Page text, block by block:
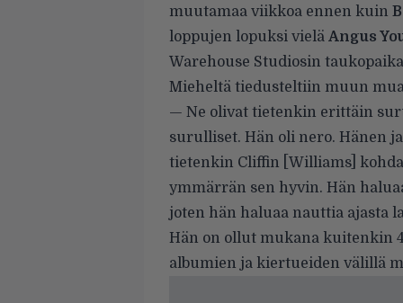
muutamaa viikkoa ennen kuin
loppujen lopuksi vielä Angus
Warehouse Studiosin
Mieheltä tiedusteltiin muun
— Ne olivat tietenkin erittäin
surulliset. Hän oli nero. Hänen
tietenkin Cliffin [Williams]
ymmärrän sen hyvin. Hän
joten hän haluaa nauttia ajasta
Hän on ollut mukana kuitenkin
albumien ja kiertueiden välillä